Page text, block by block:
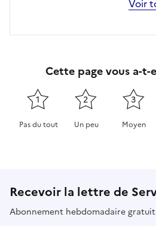
Voir
Cette page vous a-t-
1
Pas du tout
2
Un peu
3
Moyen
Recevoir la lettre de
Abonnement hebdomadaire gratuit